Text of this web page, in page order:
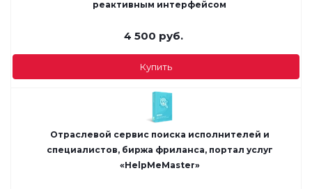
реактивным интерфейсом
4 500 руб.
Купить
Отраслевой cервис поиска исполнителей и
специалистов, биржа фриланса, портал услуг
«HelpMeMaster»